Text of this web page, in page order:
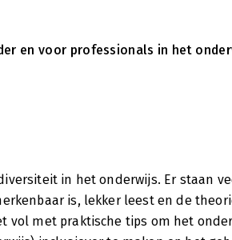
en voor professionals in het
in het onderwijs. Er staan
is, lekker leest en de
vol met praktische tips om het